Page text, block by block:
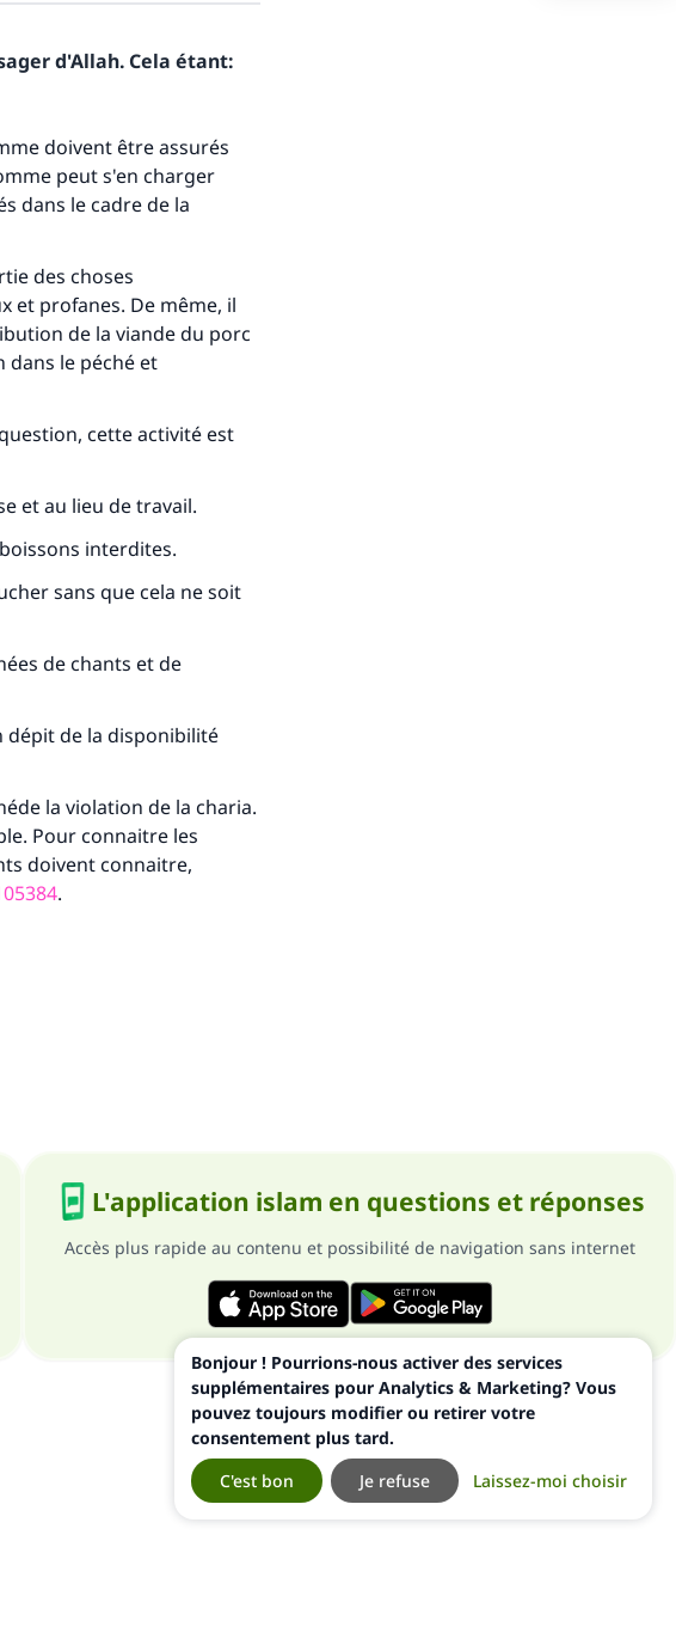
d'Allah. Cela étant:
doivent être assurés
peut s'en charger
dans le cadre de la
des choses
et profanes. De même, il
de la viande du porc
dans le péché et
cette activité est
et au lieu de travail.
interdites.
sans que cela ne soit
de chants et de
dépit de la disponibilité
la violation de la charia.
Pour connaitre les
doivent connaitre,
.
L'application islam en questions et réponses
Accès plus rapide au contenu et possibilité de navigation sans internet
millions de
dit:
récompense
Bonjour ! Pourrions-nous activer des services
supplémentaires pour Analytics & Marketing? Vous
pouvez toujours modifier ou retirer votre
consentement plus tard.
Laissez-moi choisir
Je refuse
C'est bon